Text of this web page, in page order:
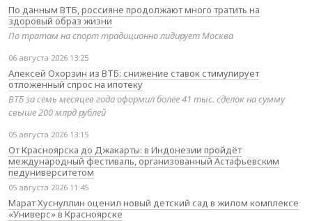
По данным ВТБ, россияне продолжают много тратить на
здоровый образ жизни
По тратам на спорт традиционно лидирует Москва
06 августа 2026 13:25
Алексей Охорзин из ВТБ: снижение ставок стимулирует
отложенный спрос на ипотеку
ВТБ за семь месяцев года оформил более 41 тыс. сделок на сумму
свыше 200 млрд рублей
05 августа 2026 13:15
От Красноярска до Джакарты: в Индонезии пройдёт
международный фестиваль, организованный Астафьевским
педуниверситетом
05 августа 2026 11:45
Марат Хуснуллин оценил новый детский сад в жилом комплексе
«Универс» в Красноярске